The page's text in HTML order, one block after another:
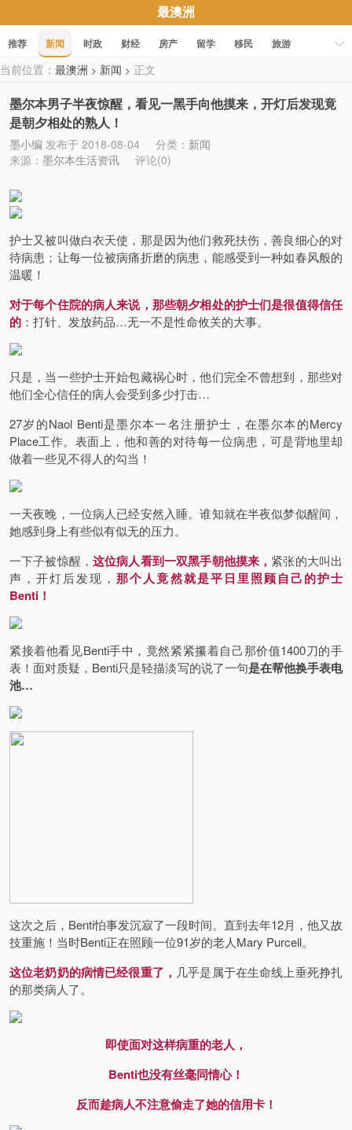
最澳洲
推荐 新闻 时政 财经 房产 留学 移民
旅游
科技
职场 美食 文化
当前位置： 最澳洲 > 新闻 > 正文
墨尔本男子半夜惊醒，看见一黑手向他摸来，开灯后发现竟
是朝夕相处的熟人！
墨小编 发布于 2018-08-04 分类： 新闻
来源： 墨尔本生活资讯 评论(0)
护士又被叫做白衣天使，那是因为他们救死扶伤，善良细心的对
待病患；让每一位被病痛折磨的病患，能感受到一种如春风般的
温暖！
对于每个住院的病人来说，那些朝夕相处的护士们是很值得信任
的 ：打针、发放药品…无一不是性命攸关的大事。
只是，当一些护士开始包藏祸心时，他们完全不曾想到，那些对
他们全心信任的病人会受到多少打击…
27岁的Naol Benti是墨尔本一名注册护士，在墨尔本的Mercy
Place工作。表面上，他和善的对待每一位病患，可是背地里却
做着一些见不得人的勾当！
一天夜晚，一位病人已经安然入睡。谁知就在半夜似梦似醒间，
她感到身上有些似有似无的压力。
一下子被惊醒，这位病人看到一双黑手朝他摸来， 紧张的大叫出
声，开灯后发现，那个人竟然就是平日里照顾自己的护士
Benti！
紧接着他看见Benti手中，竟然紧紧攥着自己那价值1400刀的手
表！面对质疑，Benti只是轻描淡写的说了一句是在帮他换手表电
池…
这次之后，Benti怕事发沉寂了一段时间。直到去年12月，他又故
技重施！当时Benti正在照顾一位91岁的老人Mary Purcell。
这位老奶奶的病情已经很重了， 几乎是属于在生命线上垂死挣扎
的那类病人了。
即使面对这样病重的老人，
Benti也没有丝毫同情心！
反而趁病人不注意偷走了她的信用卡！